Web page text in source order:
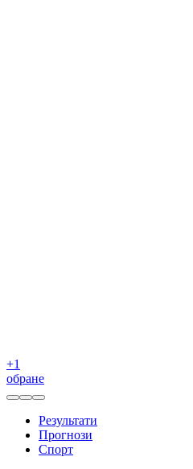
+1
обране
Результати
Прогнози
Спорт